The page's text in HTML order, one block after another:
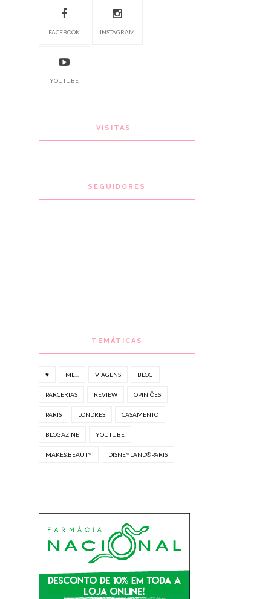
FACEBOOK INSTAGRAM
YOUTUBE
VISITAS
SEGUIDORES
TEMÁTICAS
♥ ME... VIAGENS BLOG
PARCERIAS REVIEW OPINIÕES
PARIS LONDRES CASAMENTO
BLOGAZINE YOUTUBE
MAKE&BEAUTY DISNEYLAND®PARIS